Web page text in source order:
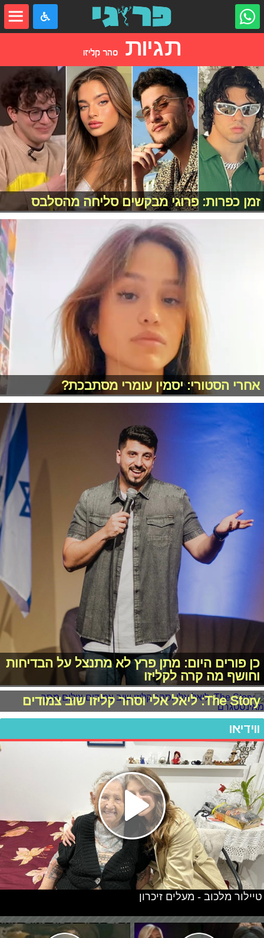
תגיותסהר קליזו
זמן כפרות: פרוגי מבקשים סליחה מהסלבס
אחרי הסטורי: יסמין עומרי מסתבכת?
כן פורים היום: מתן פרץ לא מתנצל על הבדיחות
וחושף מה קרה לקליזו
The Story: ליאל אלי וסהר קליזו שוב צמודים
ווידיאו
טיילור מלכוב - מעלים זיכרון